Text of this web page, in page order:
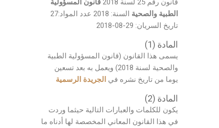
قانون رقم 25 لسنة 2018
قانون المسؤولية
الطبية والصحية
السنة: 2018 عدد المواد:27
تاريخ السريان: 29-08-2018
المادة (1)
يسمى هذا القانون (قانون المسؤولية الطبية
والصحية لسنة 2018) ويعمل به بعد تسعين
يوما من تاريخ نشره في الجريدة الرسمية
المادة (2)
يكون للكلمات والعبارات التالية حيثما وردت
في هذا القانون المعاني المخصصة لها أدناه ما